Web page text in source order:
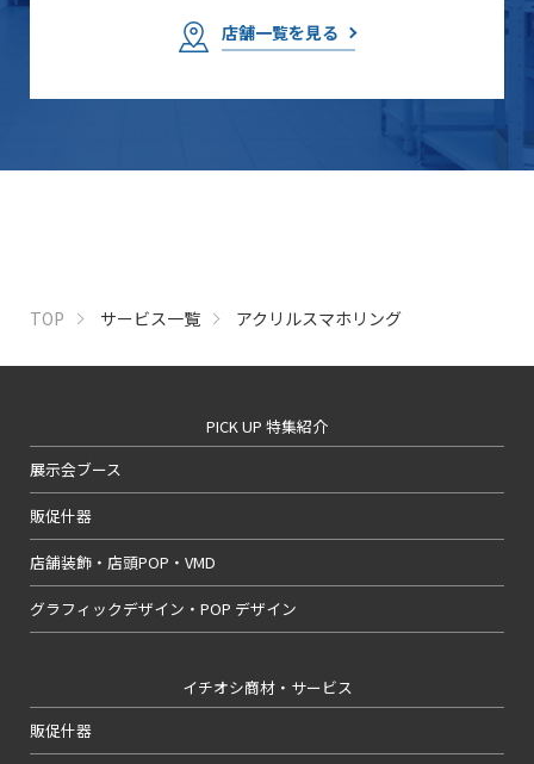
店舗一覧を見る
TOP サービス一覧 アクリルスマホリング
PICK UP 特集紹介
展示会ブース
販促什器
店舗装飾・店頭POP・VMD
グラフィックデザイン・POP デザイン
イチオシ商材・サービス
販促什器